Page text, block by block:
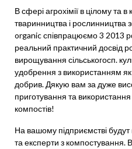
В сфері агрохімії в цілому та в
тваринництва і
organic співпрацюємо 3 2013
реальний практичний досвід
вирощування сільськогосп.
удобрення з використанням як
добрив. Дякую вам за дуже
приготування та використання
компостів!
На вашому підприємстві
та експерти з компостування.